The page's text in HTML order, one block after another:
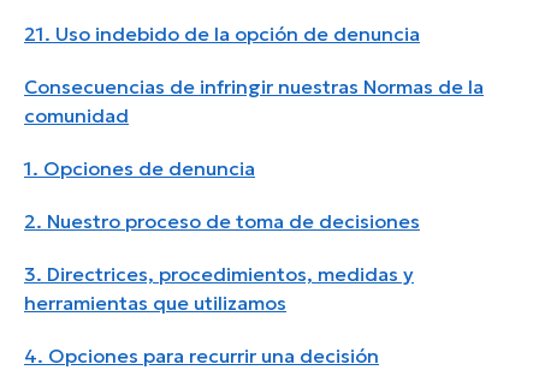
21. Uso indebido de la opción de denuncia
Consecuencias de infringir nuestras Normas de la
comunidad
1. Opciones de denuncia
2. Nuestro proceso de toma de decisiones
3. Directrices, procedimientos, medidas y
herramientas que utilizamos
4. Opciones para recurrir una decisión